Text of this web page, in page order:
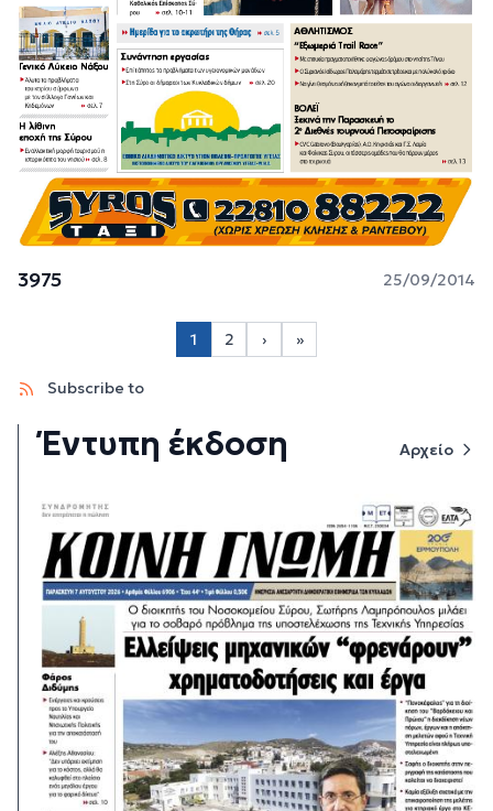
3975 25/09/2014
Σελιδοποίηση
1 Page 2
2
Next page
›
Last page
»
Subscribe to
Έντυπη έκδοση Αρχείο